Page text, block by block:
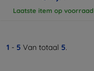
Laatste item op voorraad
1 - 5 Van totaal 5.